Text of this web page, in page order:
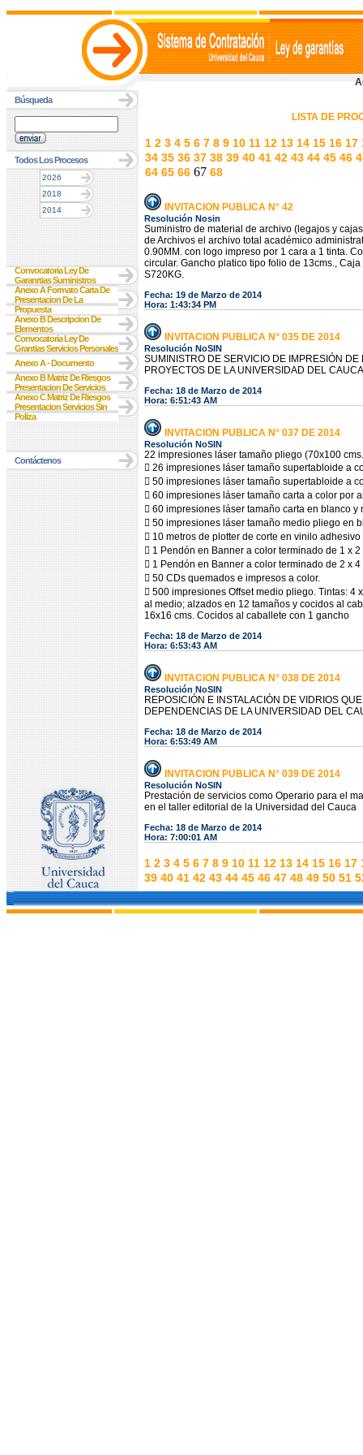
Búsqueda
Todos Los Procesos
2026
2018
2014
Convocatoria Ley De
Garanrtias Suministros
Anexo A Formato Carta De
Presentacion De La
Propuesta
Anexo B Descripcion De
Elementos
Convocatoria Ley De
Grantias Servicios Personales
Anexo A - Documento
Anexo B Matriz De Riesgos
Presentacion De Servicios
Anexo C Matriz De Riesgos
Presentacion Servicios Sin
Poliza
Contáctenos
LISTA DE
1 2 3 4 5 6 7 8 9 10 11 12 13 14 15 16 17
34 35 36 37 38 39 40 41 42 43 44 45 46
64 65 66 67 68
INVITACION PUBLICA N° 42
Resolución Nosin
Suministro de material de archivo (legajos y
de Archivos el archivo total académico
0.90MM. con logo impreso por 1 cara a 1 tinta.
circular. Gancho platico tipo folio de 13cms.,
S720KG.
Fecha: 19 de Marzo de 2014
Hora: 1:43:34 PM
INVITACION PUBLICA N° 035 DE 2014
Resolución NoSIN
SUMINISTRO DE SERVICIO DE IMPRESIÓN
PROYECTOS DE LA UNIVERSIDAD DEL CAUCA
Fecha: 18 de Marzo de 2014
Hora: 6:51:43 AM
INVITACION PUBLICA N° 037 DE 2014
Resolución NoSIN
22 impresiones láser tamaño pliego (70x100
 26 impresiones láser tamaño supertabloide a
 50 impresiones láser tamaño supertabloide a
 60 impresiones láser tamaño carta a color por
 60 impresiones láser tamaño carta en blanco
 50 impresiones láser tamaño medio pliego en
 10 metros de plotter de corte en vinilo
 1 Pendón en Banner a color terminado de 1 x 2
 1 Pendón en Banner a color terminado de 2 x 4
 50 CDs quemados e impresos a color.
 500 impresiones Offset medio pliego. Tintas: 4
al medio; alzados en 12 tamaños y cocidos al
16x16 cms. Cocidos al caballete con 1 gancho
Fecha: 18 de Marzo de 2014
Hora: 6:53:43 AM
INVITACION PUBLICA N° 038 DE 2014
Resolución NoSIN
REPOSICIÓN E INSTALACIÓN DE VIDRIOS
DEPENDENCIAS DE LA UNIVERSIDAD DEL
Fecha: 18 de Marzo de 2014
Hora: 6:53:49 AM
INVITACION PUBLICA N° 039 DE 2014
Resolución NoSIN
Prestación de servicios como Operario para el
en el taller editorial de la Universidad del Cauca
Fecha: 18 de Marzo de 2014
Hora: 7:00:01 AM
1 2 3 4 5 6 7 8 9 10 11 12 13 14 15 16 17
39 40 41 42 43 44 45 46 47 48 49 50 51